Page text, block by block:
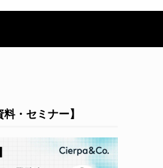
料・セミナー】